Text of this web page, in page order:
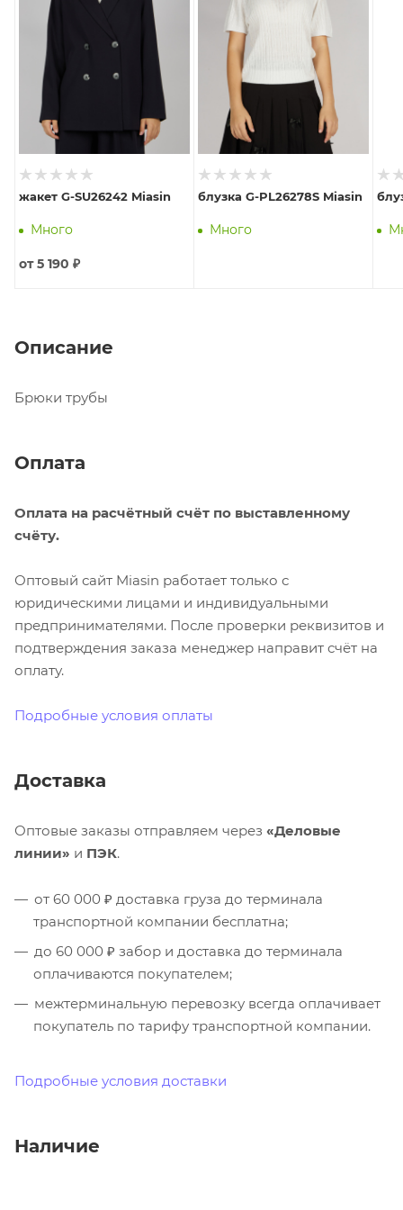
жакет G-SU26242 Miasin
Много
от5 190 ₽
блузка G-PL26278S Miasin
Много
Описание
Брюки трубы
Оплата
Оплата на расчётный счёт по выставленному
счёту.
Оптовый сайт Miasin работает только с
юридическими лицами и индивидуальными
предпринимателями. После проверки реквизитов и
подтверждения заказа менеджер направит счёт на
оплату.
Подробные условия оплаты
Доставка
Оптовые заказы отправляем через «Деловые
линии» и ПЭК.
от 60 000 ₽ доставка груза до терминала
транспортной компании бесплатна;
до 60 000 ₽ забор и доставка до терминала
оплачиваются покупателем;
межтерминальную перевозку всегда оплачивает
покупатель по тарифу транспортной компании.
Подробные условия доставки
Наличие